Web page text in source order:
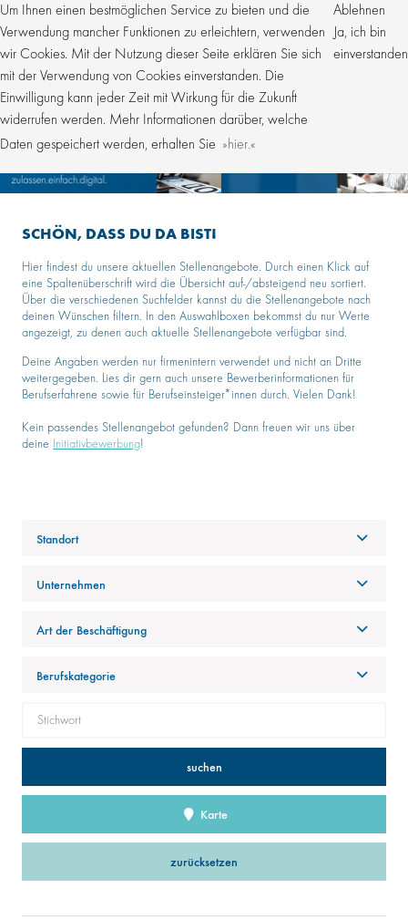
Um Ihnen einen bestmöglichen Service zu bieten und die
Verwendung mancher Funktionen zu erleichtern, verwenden
wir Cookies. Mit der Nutzung dieser Seite erklären Sie sich
mit der Verwendung von Cookies einverstanden. Die
Einwilligung kann jeder Zeit mit Wirkung für die Zukunft
widerrufen werden. Mehr Informationen darüber, welche
Daten gespeichert werden, erhalten Sie
hier.
Ablehnen
Ja, ich bin
einverstanden
SCHÖN, DASS DU DA BIST!
Hier findest du unsere aktuellen Stellenangebote. Durch einen Klick auf
eine Spaltenüberschrift wird die Übersicht auf-/absteigend neu sortiert.
Über die verschiedenen Suchfelder kannst du die Stellenangebote nach
deinen Wünschen filtern. In den Auswahlboxen bekommst du nur Werte
angezeigt, zu denen auch aktuelle Stellenangebote verfügbar sind.
Deine Angaben werden nur firmenintern verwendet und nicht an Dritte
weitergegeben. Lies dir gern auch unsere Bewerberinformationen für
Berufserfahrene sowie für Berufseinsteiger*innen durch. Vielen Dank!
Kein passendes Stellenangebot gefunden? Dann freuen wir uns über
deine
Initiativbewerbung!
Standort
Unternehmen
Art der Beschäftigung
Berufskategorie
zurücksetzen
Karte
suchen